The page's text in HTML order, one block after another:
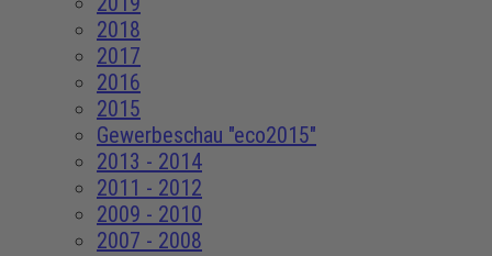
2018
2017
2016
2015
Gewerbeschau "eco2015"
2013 - 2014
2011 - 2012
2009 - 2010
2007 - 2008